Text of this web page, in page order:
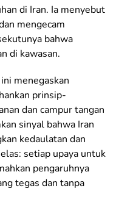
di Iran. Ia menyebut
mengecam
bahwa
di kawasan.
menegaskan
prinsip-
dan campur tangan
sinyal bahwa Iran
kedaulatan dan
setiap upaya untuk
pengaruhnya
tegas dan tanpa